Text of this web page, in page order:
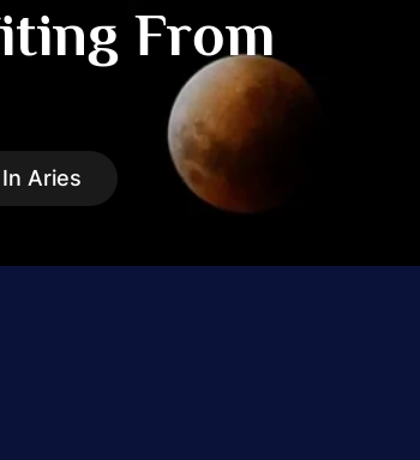
From
Aries